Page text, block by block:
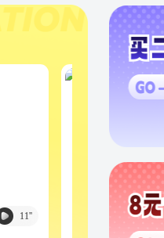
11''
金铲铲之战